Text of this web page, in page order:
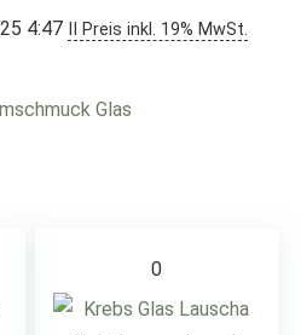
4:47 II Preis inkl. 19% MwSt.
Glas
0